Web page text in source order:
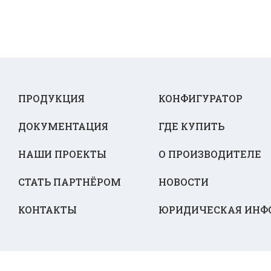
ПРОДУКЦИЯ КОНФИГУРАТОР
ДОКУМЕНТАЦИЯ ГДЕ КУПИТЬ
НАШИ ПРОЕКТЫ О ПРОИЗВОДИТЕЛЕ
СТАТЬ ПАРТНЁРОМ НОВОСТИ
КОНТАКТЫ ЮРИДИЧЕСКАЯ